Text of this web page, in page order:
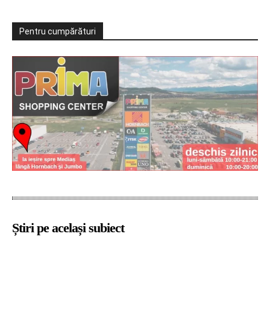
Pentru cumpărături
Știri pe același subiect